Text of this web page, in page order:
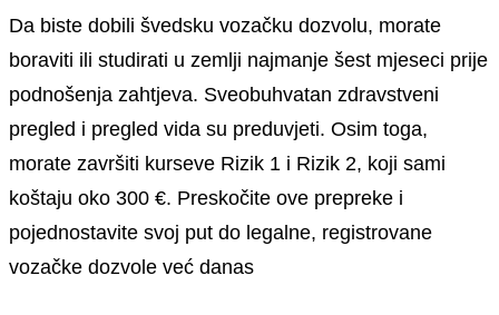
Da biste dobili švedsku vozačku dozvolu, morate
boraviti ili studirati u zemlji najmanje šest mjeseci prije
podnošenja zahtjeva. Sveobuhvatan zdravstveni
pregled i pregled vida su preduvjeti. Osim toga,
morate završiti kurseve Rizik 1 i Rizik 2, koji sami
koštaju oko 300 €. Preskočite ove prepreke i
pojednostavite svoj put do legalne, registrovane
vozačke dozvole već danas